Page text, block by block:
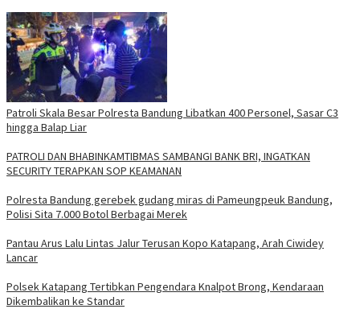
Patroli Skala Besar Polresta Bandung Libatkan 400 Personel, Sasar C3
hingga Balap Liar
‎PATROLI DAN BHABINKAMTIBMAS SAMBANGI BANK BRI, INGATKAN
SECURITY TERAPKAN SOP KEAMANAN
Polresta Bandung gerebek gudang miras di Pameungpeuk Bandung,
Polisi Sita 7.000 Botol Berbagai Merek
Pantau Arus Lalu Lintas Jalur Terusan Kopo Katapang, Arah Ciwidey
Lancar
Polsek Katapang Tertibkan Pengendara Knalpot Brong, Kendaraan
Dikembalikan ke Standar